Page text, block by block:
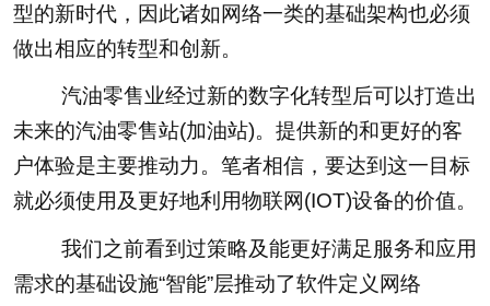
型的新时代，因此诸如网络一类的基础架构也必须
做出相应的转型和创新。
汽油零售业经过新的数字化转型后可以打造出
未来的汽油零售站(加油站)。提供新的和更好的客
户体验是主要推动力。笔者相信，要达到这一目标
就必须使用及更好地利用物联网(IOT)设备的价值。
我们之前看到过策略及能更好满足服务和应用
需求的基础设施“智能”层推动了软件定义网络